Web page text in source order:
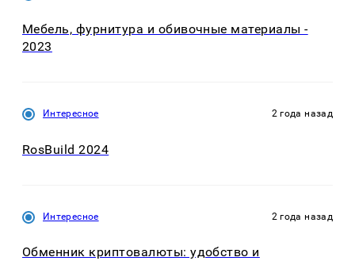
Мебель, фурнитура и обивочные материалы -
2023
Интересное 2 года назад
RosBuild 2024
Интересное 2 года назад
Обменник криптовалюты: удобство и